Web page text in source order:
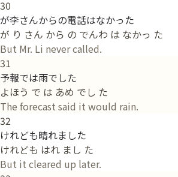
30
が李さんからの電話はなかった
が り さん から の でんわ は なかっ た
But Mr. Li never called.
31
予報では雨でした
よほう で は あめ でし た
The forecast said it would rain.
32
けれども晴れました
けれども はれ まし た
But it cleared up later.